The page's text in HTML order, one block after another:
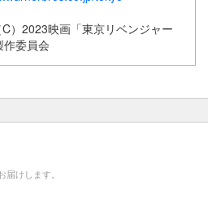
C）2023映画「東京リベンジャー
作委員会
けします。